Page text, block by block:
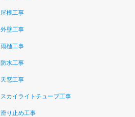
屋根工事
外壁工事
雨樋工事
防水工事
天窓工事
スカイライトチューブ工事
滑り止め工事